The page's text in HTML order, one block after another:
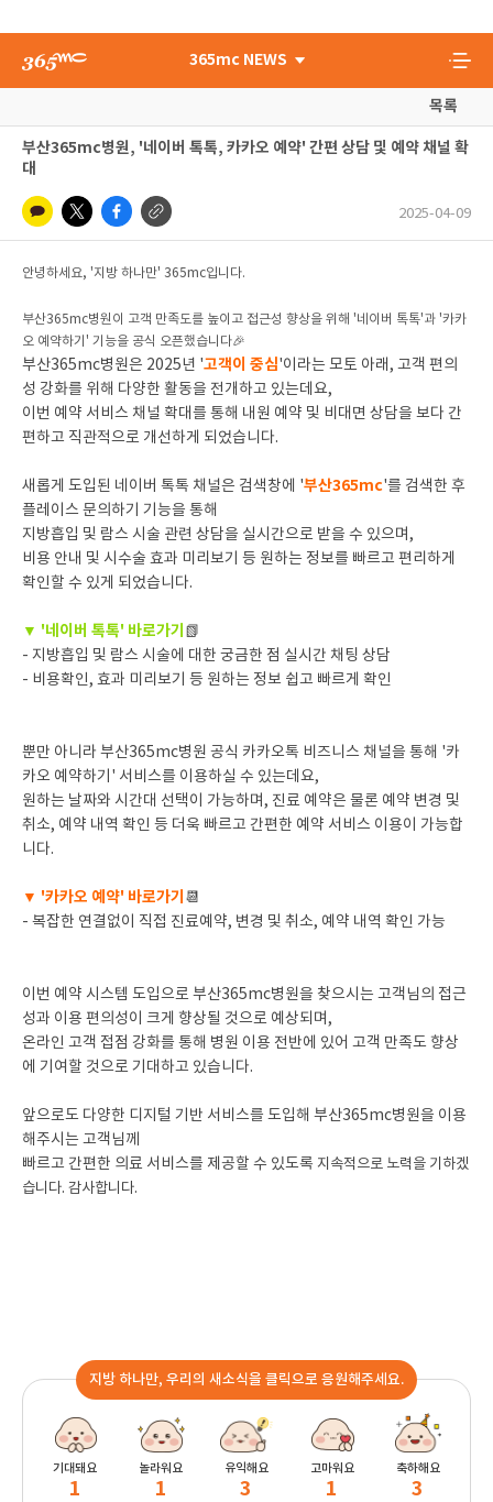
365mc NEWS
목록
부산365mc병원, '네이버 톡톡, 카카오 예약' 간편 상담 및 예약 채널 확
대
2025-04-09
안녕하세요, '지방 하나만' 365mc입니다.
부산365mc병원이 고객 만족도를 높이고 접근성 향상을 위해 '네이버 톡톡'과 '카카
오 예약하기' 기능을 공식 오픈했습니다🎉
부산365mc병원은 2025년 '고객이 중심'이라는 모토 아래, 고객 편의
성 강화를 위해 다양한 활동을 전개하고 있는데요,
이번 예약 서비스 채널 확대를 통해 내원 예약 및 비대면 상담을 보다 간
편하고 직관적으로 개선하게 되었습니다.
새롭게 도입된 네이버 톡톡 채널은 검색창에 '부산365mc'를 검색한 후
플레이스 문의하기 기능을 통해
지방흡입 및 람스 시술 관련 상담을 실시간으로 받을 수 있으며,
비용 안내 및 시수술 효과 미리보기 등 원하는 정보를 빠르고 편리하게
확인할 수 있게 되었습니다.
▼ '네이버 톡톡' 바로가기 📗
- 지방흡입 및 람스 시술에 대한 궁금한 점 실시간 채팅 상담
- 비용확인, 효과 미리보기 등 원하는 정보 쉽고 빠르게 확인
뿐만 아니라 부산365mc병원 공식 카카오톡 비즈니스 채널을 통해 '카
카오 예약하기' 서비스를 이용하실 수 있는데요,
원하는 날짜와 시간대 선택이 가능하며, 진료 예약은 물론 예약 변경 및
취소, 예약 내역 확인 등 더욱 빠르고 간편한 예약 서비스 이용이 가능합
니다.
▼ '카카오 예약' 바로가기 📆
- 복잡한 연결없이 직접 진료예약, 변경 및 취소, 예약 내역 확인 가능
이번 예약 시스템 도입으로 부산365mc병원을 찾으시는 고객님의 접근
성과 이용 편의성이 크게 향상될 것으로 예상되며,
온라인 고객 접점 강화를 통해 병원 이용 전반에 있어 고객 만족도 향상
에 기여할 것으로 기대하고 있습니다.
앞으로도 다양한 디지털 기반 서비스를 도입해 부산365mc병원을 이용
해주시는 고객님께
빠르고 간편한 의료 서비스를 제공할 수 있도록 지속적으로 노력을 기하겠
습니다. 감사합니다.
지방 하나만, 우리의 새소식을 클릭으로 응원해주세요.
기대돼요
1
놀라워요
1
유익해요
3
고마워요
1
축하해요
3